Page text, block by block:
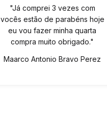
"Já comprei 3 vezes com
vocês estão de parabéns hoje
eu vou fazer minha quarta
compra muito obrigado."
Maarco Antonio Bravo Perez